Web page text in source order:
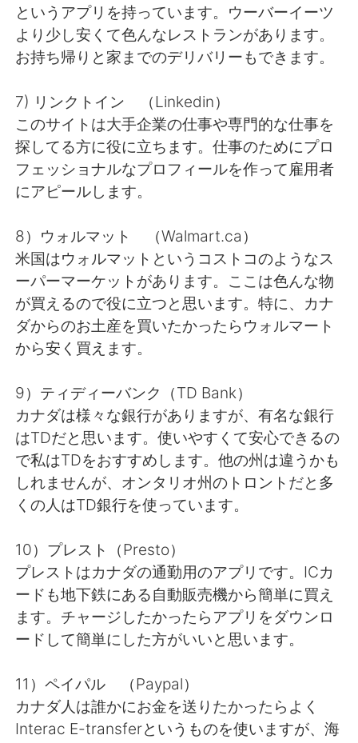
というアプリを持っています。ウーバーイーツ
より少し安くて色んなレストランがあります。
お持ち帰りと家までのデリバリーもできます。
7) リンクトイン （Linkedin）
このサイトは大手企業の仕事や専門的な仕事を
探してる方に役に立ちます。仕事のためにプロ
フェッショナルなプロフィールを作って雇用者
にアピールします。
8）ウォルマット （Walmart.ca）
米国はウォルマットというコストコのようなス
ーパーマーケットがあります。ここは色んな物
が買えるので役に立つと思います。特に、カナ
ダからのお土産を買いたかったらウォルマート
から安く買えます。
9）ティディーバンク（TD Bank）
カナダは様々な銀行がありますが、有名な銀行
はTDだと思います。使いやすくて安心できるの
で私はTDをおすすめします。他の州は違うかも
しれませんが、オンタリオ州のトロントだと多
くの人はTD銀行を使っています。
10）プレスト（Presto）
プレストはカナダの通勤用のアプリです。ICカ
ードも地下鉄にある自動販売機から簡単に買え
ます。チャージしたかったらアプリをダウンロ
ードして簡単にした方がいいと思います。
11）ペイパル （Paypal）
カナダ人は誰かにお金を送りたかったらよく
Interac E-transferというものを使いますが、海